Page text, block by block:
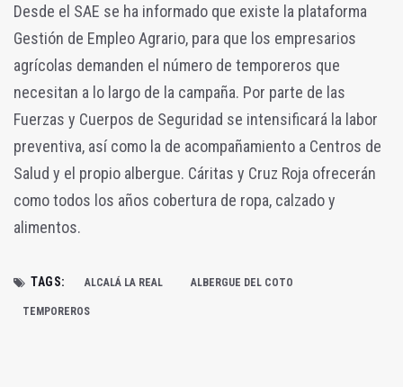
Desde el SAE se ha informado que existe la plataforma
Gestión de Empleo Agrario, para que los empresarios
agrícolas demanden el número de temporeros que
necesitan a lo largo de la campaña. Por parte de las
Fuerzas y Cuerpos de Seguridad se intensificará la labor
preventiva, así como la de acompañamiento a Centros de
Salud y el propio albergue. Cáritas y Cruz Roja ofrecerán
como todos los años cobertura de ropa, calzado y
alimentos.
TAGS: ALCALÁ LA REAL ALBERGUE DEL COTO
TEMPOREROS